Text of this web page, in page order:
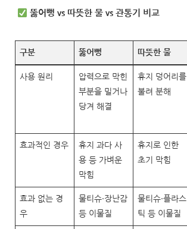
뚫어뻥 vs 따뜻한 물 vs 관통기 비교
구분 뚫어뻥 따뜻한 물
사용 원리
압력으로 막힌
부분을 밀거나
당겨 해결
휴지 덩어리를
불려 분해
효과적인 경우
휴지 과다 사
용 등 가벼운
막힘
휴지로 인한
초기 막힘
효과 없는 경
우
물티슈·장난감
등 이물질
물티슈·플라스
틱 등 이물질